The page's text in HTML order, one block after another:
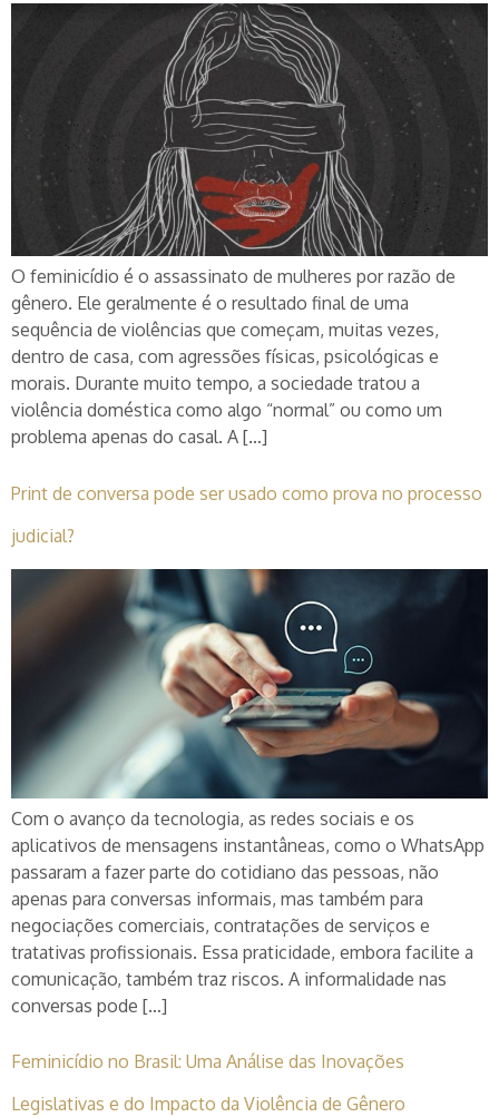
O feminicídio é o assassinato de mulheres por razão de
gênero. Ele geralmente é o resultado final de uma
sequência de violências que começam, muitas vezes,
dentro de casa, com agressões físicas, psicológicas e
morais. Durante muito tempo, a sociedade tratou a
violência doméstica como algo “normal” ou como um
problema apenas do casal. A […]
Print de conversa pode ser usado como prova no processo
judicial?
Com o avanço da tecnologia, as redes sociais e os
aplicativos de mensagens instantâneas, como o WhatsApp
passaram a fazer parte do cotidiano das pessoas, não
apenas para conversas informais, mas também para
negociações comerciais, contratações de serviços e
tratativas profissionais. Essa praticidade, embora facilite a
comunicação, também traz riscos. A informalidade nas
conversas pode […]
Feminicídio no Brasil: Uma Análise das Inovações
Legislativas e do Impacto da Violência de Gênero